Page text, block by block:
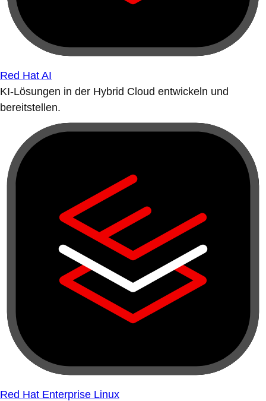
Red Hat AI
KI-Lösungen in der Hybrid Cloud entwickeln und
bereitstellen.
Red Hat Enterprise Linux